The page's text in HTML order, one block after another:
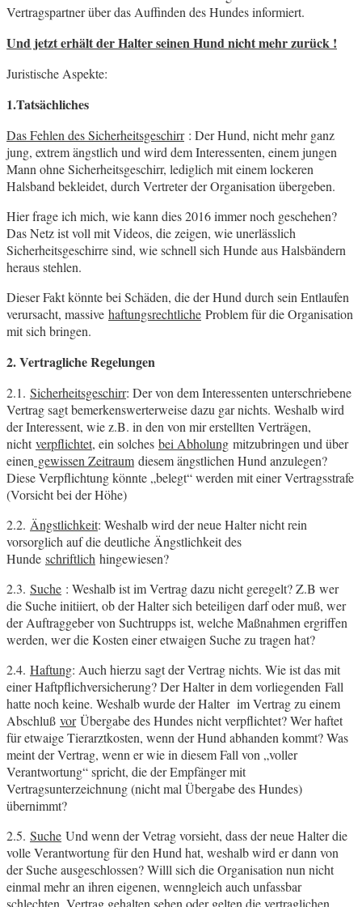
Vertragspartner über das Auffinden des Hundes informiert.
Und jetzt erhält der Halter seinen Hund nicht mehr zurück !
Juristische Aspekte:
1.Tatsächliches
Das Fehlen des Sicherheitsgeschirr: Der Hund, nicht mehr ganz
jung, extrem ängstlich und wird dem Interessenten, einem jungen
Mann ohne Sicherheitsgeschirr, lediglich mit einem lockeren
Halsband bekleidet, durch Vertreter der Organisation übergeben.
Hier frage ich mich, wie kann dies 2016 immer noch geschehen?
Das Netz ist voll mit Videos, die zeigen, wie unerlässlich
Sicherheitsgeschirre sind, wie schnell sich Hunde aus Halsbändern
heraus stehlen.
Dieser Fakt könnte bei Schäden, die der Hund durch sein Entlaufen
verursacht, massive haftungsrechtliche Problem für die Organisation
mit sich bringen.
2. Vertragliche Regelungen
2.1. Sicherheitsgeschirr: Der von dem Interessenten unterschriebene
Vertrag sagt bemerkenswerterweise dazu gar nichts. Weshalb wird
der Interessent, wie z.B. in den von mir erstellten Verträgen,
nichtverpflichtet, ein solches bei Abholung mitzubringen und über
einen gewissen Zeitraum diesem ängstlichen Hund anzulegen?
Diese Verpflichtung könnte „belegt“ werden mit einer Vertragsstrafe
(Vorsicht bei der Höhe)
2.2. Ängstlichkeit: Weshalb wird der neue Halter nicht rein
vorsorglich auf die deutliche Ängstlichkeit des
Hunde schriftlich hingewiesen?
2.3. Suche : Weshalb ist im Vertrag dazu nicht geregelt? Z.B wer
die Suche initiiert, ob der Halter sich beteiligen darf oder muß, wer
der Auftraggeber von Suchtrupps ist, welche Maßnahmen ergriffen
werden, wer die Kosten einer etwaigen Suche zu tragen hat?
2.4. Haftung: Auch hierzu sagt der Vertrag nichts. Wie ist das mit
einer Haftpflichversicherung? Der Halter in dem vorliegenden Fall
hatte noch keine. Weshalb wurde der Halter im Vertrag zu einem
Abschluß vorÜbergabe des Hundes nicht verpflichtet? Wer haftet
für etwaige Tierarztkosten, wenn der Hund abhanden kommt? Was
meint der Vertrag, wenn er wie in diesem Fall von „voller
Verantwortung“ spricht, die der Empfänger mit
Vertragsunterzeichnung (nicht mal Übergabe des Hundes)
übernimmt?
2.5. Suche Und wenn der Vetrag vorsieht, dass der neue Halter die
volle Verantwortung für den Hund hat, weshalb wird er dann von
der Suche ausgeschlossen? Willl sich die Organisation nun nicht
einmal mehr an ihren eigenen, wenngleich auch unfassbar
schlechten, Vertrag gehalten sehen oder gelten die vertraglichen